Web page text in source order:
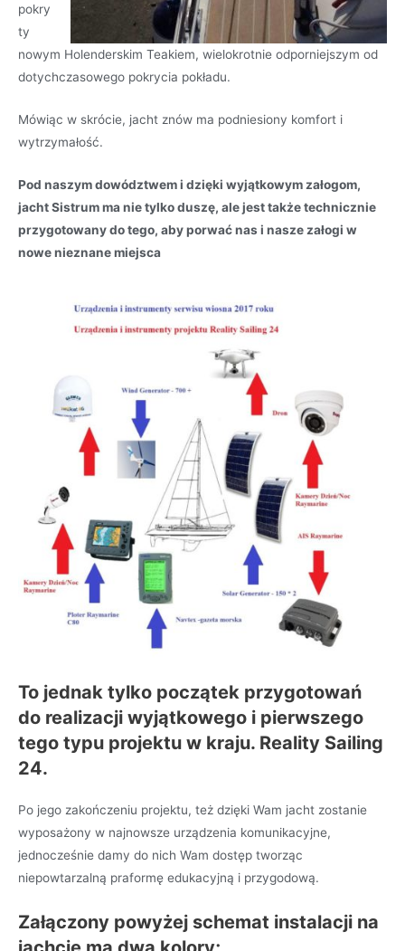
pokry
ty
nowym Holenderskim Teakiem, wielokrotnie odporniejszym od
dotychczasowego pokrycia pokładu.
Mówiąc w skrócie, jacht znów ma podniesiony komfort i
wytrzymałość.
Pod naszym dowództwem i dzięki wyjątkowym załogom,
jacht Sistrum ma nie tylko duszę, ale jest także technicznie
przygotowany do tego, aby porwać nas i nasze załogi w
nowe nieznane miejsca
To jednak tylko początek przygotowań
do realizacji wyjątkowego i pierwszego
tego typu projektu w kraju. Reality Sailing
24.
Po jego zakończeniu projektu, też dzięki Wam jacht zostanie
wyposażony w najnowsze urządzenia komunikacyjne,
jednocześnie damy do nich Wam dostęp tworząc
niepowtarzalną praformę edukacyjną i przygodową.
Załączony powyżej schemat instalacji na